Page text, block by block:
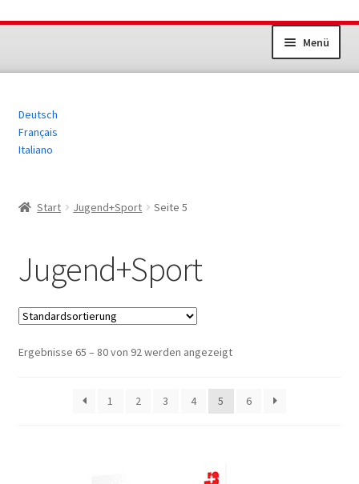
Zur
springen
Zum
springen
Menü
Jugend+Sport
Übrige Produkte
Deutsch
Français
Italiano
Start Jugend+Sport Seite 5
Jugend+Sport
Ergebnisse 65 – 80 von 92 werden angezeigt
1 2 3 4 5 6